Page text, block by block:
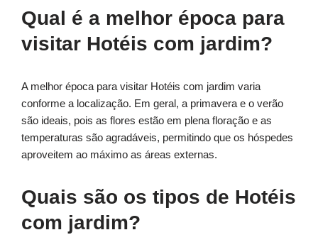
Qual é a melhor época para
visitar Hotéis com jardim?
A melhor época para visitar Hotéis com jardim varia
conforme a localização. Em geral, a primavera e o verão
são ideais, pois as flores estão em plena floração e as
temperaturas são agradáveis, permitindo que os hóspedes
aproveitem ao máximo as áreas externas.
Quais são os tipos de Hotéis
com jardim?